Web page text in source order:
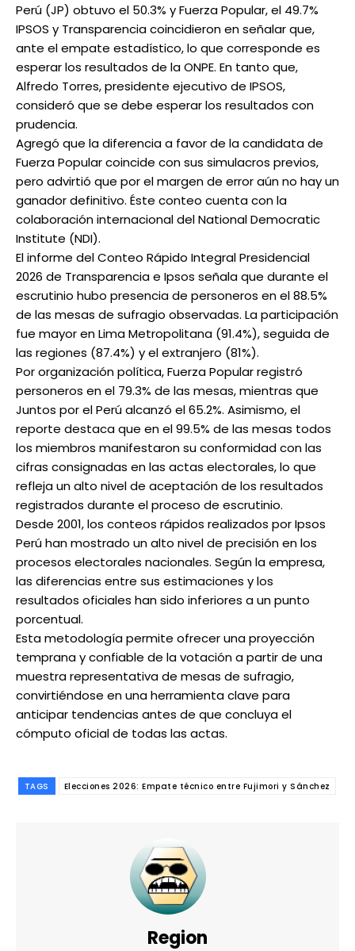
Perú (JP) obtuvo el 50.3% y Fuerza Popular, el 49.7%
IPSOS y Transparencia coincidieron en señalar que,
ante el empate estadístico, lo que corresponde es
esperar los resultados de la ONPE. En tanto que,
Alfredo Torres, presidente ejecutivo de IPSOS,
consideró que se debe esperar los resultados con
prudencia.
Agregó que la diferencia a favor de la candidata de
Fuerza Popular coincide con sus simulacros previos,
pero advirtió que por el margen de error aún no hay un
ganador definitivo. Éste conteo cuenta con la
colaboración internacional del National Democratic
Institute (NDI).
El informe del Conteo Rápido Integral Presidencial
2026 de Transparencia e Ipsos señala que durante el
escrutinio hubo presencia de personeros en el 88.5%
de las mesas de sufragio observadas. La participación
fue mayor en Lima Metropolitana (91.4%), seguida de
las regiones (87.4%) y el extranjero (81%).
Por organización política, Fuerza Popular registró
personeros en el 79.3% de las mesas, mientras que
Juntos por el Perú alcanzó el 65.2%. Asimismo, el
reporte destaca que en el 99.5% de las mesas todos
los miembros manifestaron su conformidad con las
cifras consignadas en las actas electorales, lo que
refleja un alto nivel de aceptación de los resultados
registrados durante el proceso de escrutinio.
Desde 2001, los conteos rápidos realizados por Ipsos
Perú han mostrado un alto nivel de precisión en los
procesos electorales nacionales. Según la empresa,
las diferencias entre sus estimaciones y los
resultados oficiales han sido inferiores a un punto
porcentual.
Esta metodología permite ofrecer una proyección
temprana y confiable de la votación a partir de una
muestra representativa de mesas de sufragio,
convirtiéndose en una herramienta clave para
anticipar tendencias antes de que concluya el
cómputo oficial de todas las actas.
TAGS Elecciones 2026: Empate técnico entre Fujimori y Sánchez
Region